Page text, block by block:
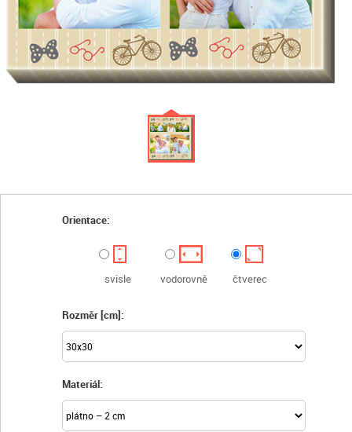
Orientace:
svisle vodorovně čtverec
Rozměr [cm]:
Materiál: